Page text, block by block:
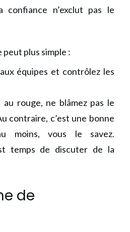
n’exclut pas le
peut plus simple :
équipes et contrôlez les
au rouge, ne blâmez pas le
contraire, c’est une bonne
moins, vous le savez.
temps de discuter de la
de